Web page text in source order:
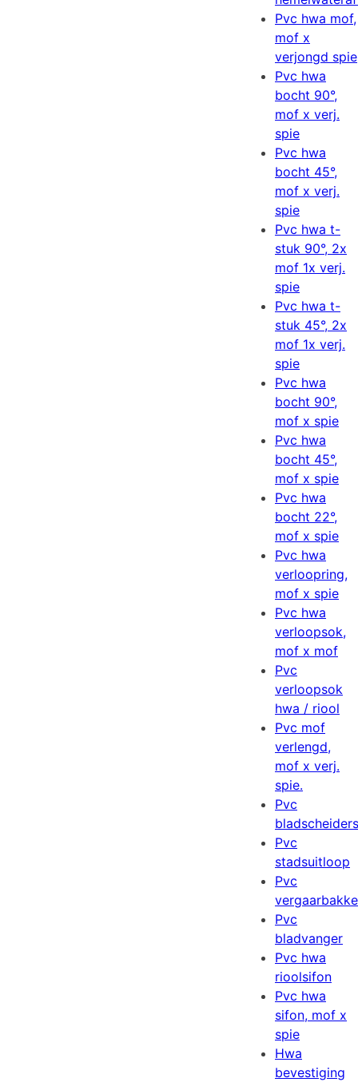
Pvc hwa mof,
mof x
verjongd spie
Pvc hwa
bocht 90°,
mof x verj.
spie
Pvc hwa
bocht 45°,
mof x verj.
spie
Pvc hwa t-
stuk 90°, 2x
mof 1x verj.
spie
Pvc hwa t-
stuk 45°, 2x
mof 1x verj.
spie
Pvc hwa
bocht 90°,
mof x spie
Pvc hwa
bocht 45°,
mof x spie
Pvc hwa
bocht 22°,
mof x spie
Pvc hwa
verloopring,
mof x spie
Pvc hwa
verloopsok,
mof x mof
Pvc
verloopsok
hwa / riool
Pvc mof
verlengd,
mof x verj.
spie.
Pvc
bladscheiders
Pvc
stadsuitloop
Pvc
Pvc
bladvanger
Pvc hwa
rioolsifon
Pvc hwa
sifon, mof x
spie
Hwa
bevestiging